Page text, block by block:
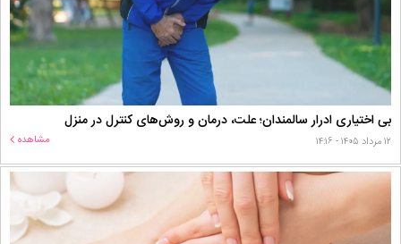
بی اختیاری ادرار سالمندان؛ علت، درمان و روش‌های کنترل در منزل
۱۲ مرداد ۱۴۰۵ - ۱۴:۱۶ مشاهده